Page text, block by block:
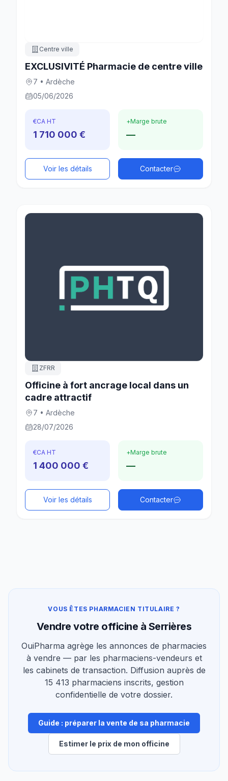
Centre ville
EXCLUSIVITÉ Pharmacie de centre ville
7 • Ardèche
05/06/2026
€CA HT
1 710 000 €
+Marge brute
—
Voir les détails Contacter
ZFRR
Officine à fort ancrage local dans un
cadre attractif
7 • Ardèche
28/07/2026
€CA HT
1 400 000 €
+Marge brute
—
Voir les détails Contacter
VOUS ÊTES PHARMACIEN TITULAIRE ?
Vendre votre officine à Serrières
OuiPharma agrège les annonces de pharmacies
à vendre — par les pharmaciens-vendeurs et
les cabinets de transaction. Diffusion auprès de
15 413 pharmaciens inscrits, gestion
confidentielle de votre dossier.
Guide : préparer la vente de sa pharmacie
Estimer le prix de mon officine